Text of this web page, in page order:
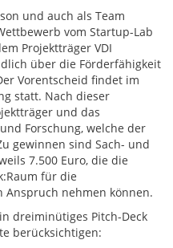
und auch als Team
vom Startup-Lab
Projektträger VDI
über die Förderfähigkeit
Vorentscheid findet im
statt. Nach dieser
und das
Forschung, welche der
gewinnen sind Sach- und
7.500 Euro, die die
für die
nehmen können.
dreiminütiges Pitch-Deck
berücksichtigen: